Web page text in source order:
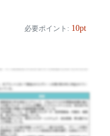
必要ポイント: 10pt